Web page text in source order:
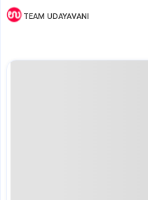
TEAM UDAYAVANI